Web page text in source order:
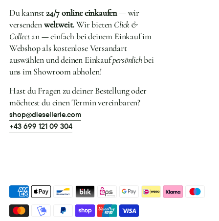
Du kannst24/7 online einkaufen— wir
versendenweltweit.Wir bieten Click &
Collectan — einfach bei deinem Einkauf im
Webshop als kostenlose Versandart
auswählen und deinen Einkaufpersönlichbei
uns im Showroom abholen!
Hast du Fragen zu deiner Bestellung oder
möchtest du einen Termin vereinbaren?
shop@diesellerie.com
+43 699 121 09 304
Akzeptierte